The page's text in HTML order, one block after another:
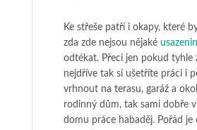
Ke střeše patří i okapy, které
zda zde nejsou nějaké
odtékat. Přeci jen pokud tyhle
nejdříve tak si ušetříte práci i
vrhnout na terasu, garáž a
rodinný dům, tak sami dobře
domu práce habaděj. Pořád je